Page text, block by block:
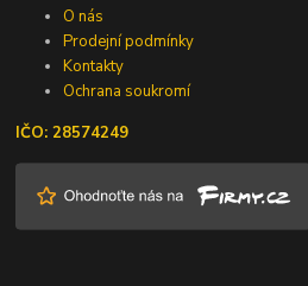
O nás
Prodejní podmínky
Kontakty
Ochrana soukromí
IČO: 28574249